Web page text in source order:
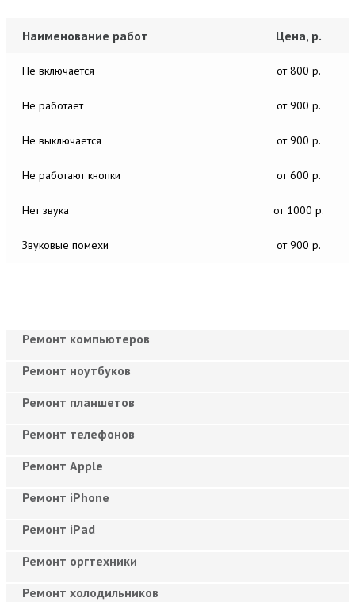
Наименование работ Цена, р.
Не включается от 800 р.
Не работает от 900 р.
Не выключается от 900 р.
Не работают кнопки от 600 р.
Нет звука от 1000 р.
Звуковые помехи от 900 р.
Ремонт компьютеров
Ремонт ноутбуков
Ремонт планшетов
Ремонт телефонов
Ремонт Apple
Ремонт iPhone
Ремонт iPad
Ремонт оргтехники
Ремонт холодильников